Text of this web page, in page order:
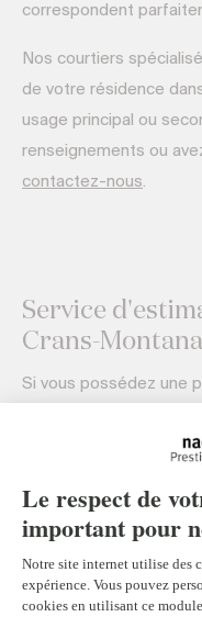
correspondent
Nos courtiers
de votre résidence
usage principal ou
renseignements ou
contactez-nous.
Service
Crans-Montana
Si vous possédez une
actuelle, Naef
composée de courtiers
disposition pour
en montagne.